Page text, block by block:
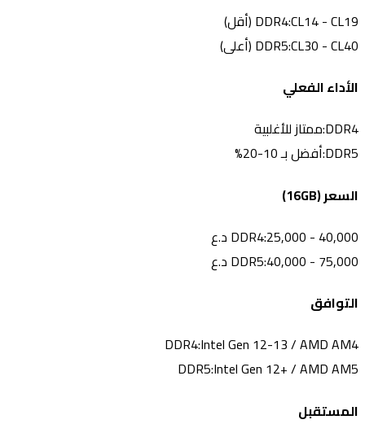
DDR4:CL14 - CL19 (أقل)
DDR5:CL30 - CL40 (أعلى)
الأداء الفعلي
DDR4:ممتاز للأغلبية
DDR5:أفضل بـ 10-20%
السعر (16GB)
DDR4:25,000 - 40,000 د.ع
DDR5:40,000 - 75,000 د.ع
التوافق
DDR4:Intel Gen 12-13 / AMD AM4
DDR5:Intel Gen 12+ / AMD AM5
المستقبل